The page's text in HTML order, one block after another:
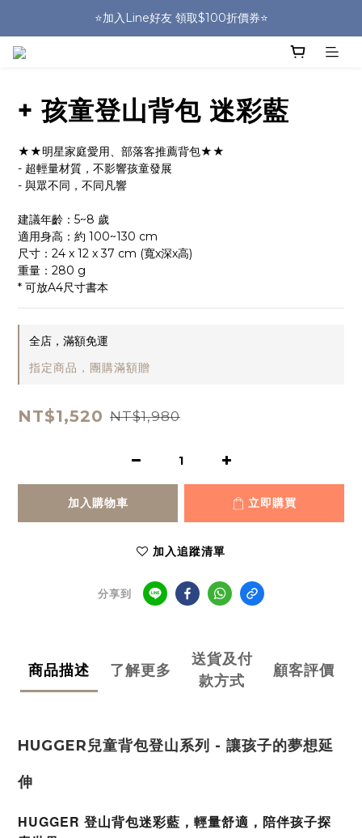
🎒HUGGER實體門市~實背才知道🎒
⭐️加入Line好友 領取$100折價券⭐️
+ 孩童登山背包 迷彩藍
★★明星家庭愛用、部落客推薦背包★★
- 超輕量材質，不影響孩童發展
- 與眾不同，不同凡響
建議年齡：5~8 歲
適用身高：約 100~130 cm
尺寸：24 x 12 x 37 cm (寬x深x高)
重量：280 g
* 可放A4尺寸書本
全店，滿額免運
指定商品，團購滿額贈
NT$1,520 NT$1,980
加入購物車 立即購買
加入追蹤清單
分享到
商品描述 了解更多
送貨及付
款方式
顧客評價
HUGGER兒童背包登山系列 - 讓孩子的夢想延
伸
HUGGER 登山背包迷彩藍，輕量舒適，陪伴孩子探